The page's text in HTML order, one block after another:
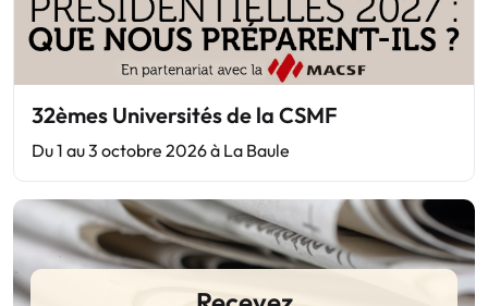
32èmes Universités de la CSMF
Du 1 au 3 octobre 2026 à La Baule